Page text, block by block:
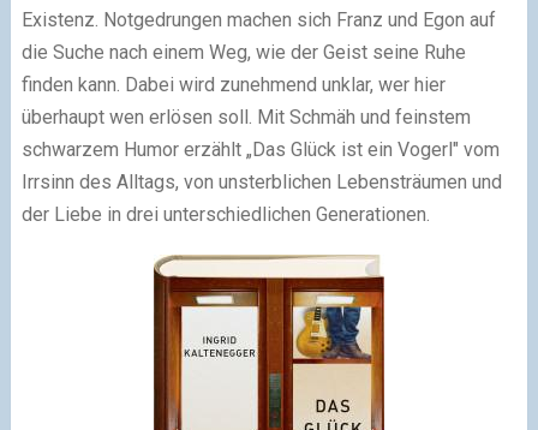
Existenz. Notgedrungen machen sich Franz und Egon auf
die Suche nach einem Weg, wie der Geist seine Ruhe
finden kann. Dabei wird zunehmend unklar, wer hier
überhaupt wen erlösen soll. Mit Schmäh und feinstem
schwarzem Humor erzählt „Das Glück ist ein Vogerl" vom
Irrsinn des Alltags, von unsterblichen Lebensträumen und
der Liebe in drei unterschiedlichen Generationen.